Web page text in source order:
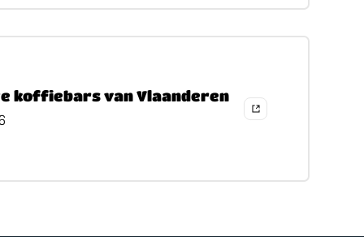
koffiebars van Vlaanderen